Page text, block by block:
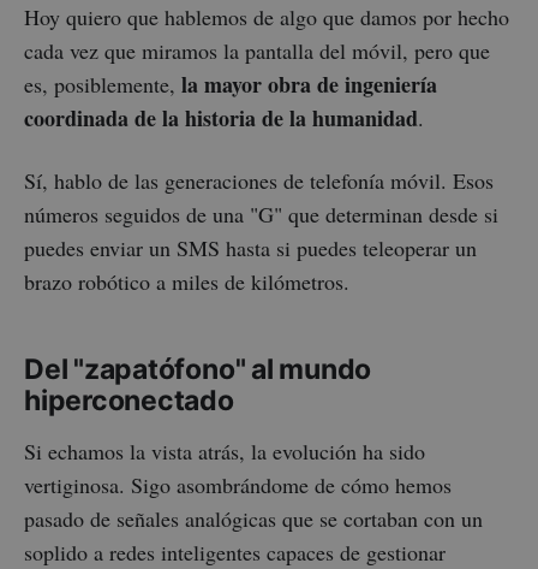
Hoy quiero que hablemos de algo que damos por hecho
cada vez que miramos la pantalla del móvil, pero que
es, posiblemente, la mayor obra de ingeniería
coordinada de la historia de la humanidad.
Sí, hablo de las generaciones de telefonía móvil. Esos
números seguidos de una "G" que determinan desde si
puedes enviar un SMS hasta si puedes teleoperar un
brazo robótico a miles de kilómetros.
Del "zapatófono" al mundo
hiperconectado
Si echamos la vista atrás, la evolución ha sido
vertiginosa. Sigo asombrándome de cómo hemos
pasado de señales analógicas que se cortaban con un
soplido a redes inteligentes capaces de gestionar